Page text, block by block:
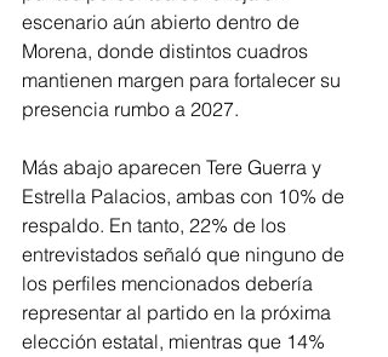
escenario aún abierto dentro de
Morena, donde distintos cuadros
mantienen margen para fortalecer su
presencia rumbo a 2027.
Más abajo aparecen Tere Guerra y
Estrella Palacios, ambas con 10% de
respaldo. En tanto, 22% de los
entrevistados señaló que ninguno de
los perfiles mencionados debería
representar al partido en la próxima
elección estatal, mientras que 14%